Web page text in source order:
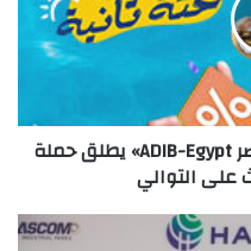
«مصرف أبو ظبي الإسلامي- مصر ADIB-Egypt» يطلق حملة
على التوالي